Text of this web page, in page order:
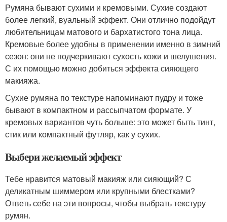
Румяна бывают сухими и кремовыми. Сухие создают
более легкий, вуальный эффект. Они отлично подойдут
любительницам матового и бархатистого тона лица.
Кремовые более удобны в применении именно в зимний
сезон: они не подчеркивают сухость кожи и шелушения.
С их помощью можно добиться эффекта сияющего
макияжа.
Сухие румяна по текстуре напоминают пудру и тоже
бывают в компактном и рассыпчатом формате. У
кремовых вариантов чуть больше: это может быть тинт,
стик или компактный футляр, как у сухих.
Выбери желаемый эффект
Тебе нравится матовый макияж или сияющий? С
деликатным шиммером или крупными блестками?
Ответь себе на эти вопросы, чтобы выбрать текстуру
румян.